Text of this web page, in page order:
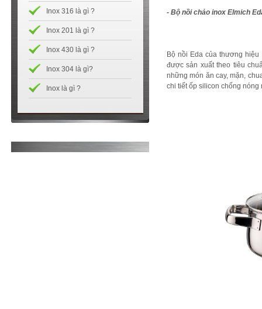
Inox 316 là gì ?
Inox 201 là gì ?
Inox 430 là gì ?
Inox 304 là gì?
Inox là gì ?
- Bộ nồi chảo inox Elmich
Bộ nồi Eda của thương
được sản xuất theo tiêu
những món ăn cay, mặn,
chi tiết ốp silicon chống